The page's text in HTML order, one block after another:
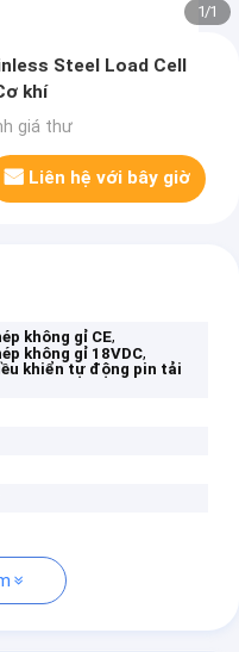
1/1
Steel Load Cell
khí
giá thư
Liên hệ với bây giờ
không gỉ CE,
không gỉ 18VDC,
khiển tự động pin tải